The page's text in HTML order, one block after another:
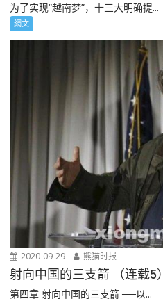
为了实现“越南梦”，十三大明确提...
網文
2020-09-29 熊猫时报
射向中国的三支箭 （连载5）
第四章 射向中国的三支箭 ──以...